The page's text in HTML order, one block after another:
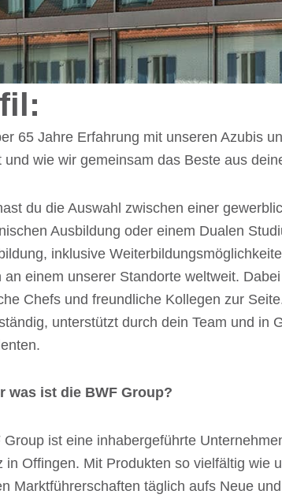
65 Jahre Erfah­rung mit unse­ren Azubis
und wie wir gemein­sam das Beste aus
du die Auswahl zwischen einer
Ausbil­dung oder einem Dualen
inklu­sive
an einem unse­rer Stand­orte welt­weit.
Chefs und freund­li­che Kolle­gen zur
unter­stützt durch dein Team und in
was ist die BWF Group?
Group ist eine inha­ber­ge­führte
in Offin­gen. Mit Produk­ten so viel­fäl­tig wie
Markt­füh­rer­schaf­ten täglich aufs Neue